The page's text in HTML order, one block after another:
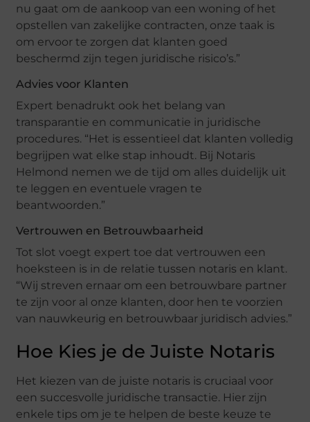
nu gaat om de aankoop van een woning of het
opstellen van zakelijke contracten, onze taak is
om ervoor te zorgen dat klanten goed
beschermd zijn tegen juridische risico’s.”
Advies voor Klanten
Expert benadrukt ook het belang van
transparantie en communicatie in juridische
procedures. “Het is essentieel dat klanten volledig
begrijpen wat elke stap inhoudt. Bij Notaris
Helmond nemen we de tijd om alles duidelijk uit
te leggen en eventuele vragen te
beantwoorden.”
Vertrouwen en Betrouwbaarheid
Tot slot voegt expert toe dat vertrouwen een
hoeksteen is in de relatie tussen notaris en klant.
“Wij streven ernaar om een betrouwbare partner
te zijn voor al onze klanten, door hen te voorzien
van nauwkeurig en betrouwbaar juridisch advies.”
Hoe Kies je de Juiste Notaris
Het kiezen van de juiste notaris is cruciaal voor
een succesvolle juridische transactie. Hier zijn
enkele tips om je te helpen de beste keuze te